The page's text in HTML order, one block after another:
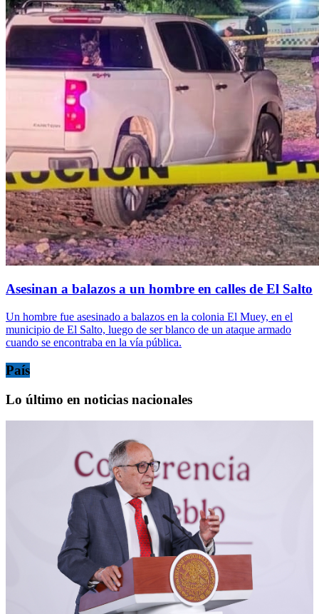
Asesinan a balazos a un hombre en calles de El Salto
Un hombre fue asesinado a balazos en la colonia El Muey, en el
municipio de El Salto, luego de ser blanco de un ataque armado
cuando se encontraba en la vía pública.
País
Lo último en noticias nacionales